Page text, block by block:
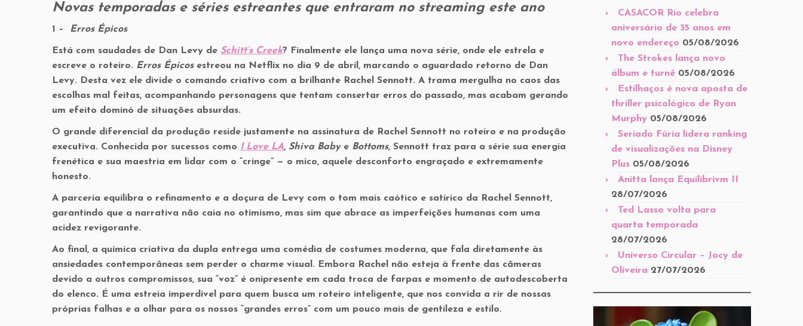
Novas temporadas e séries estreantes que entraram no streaming este ano
1 – Erros Épicos
Está com saudades de Dan Levy de Schitt’s Creek? Finalmente ele lança uma nova série, onde ele estrela e
escreve o roteiro. Erros Épicosestreou na Netflix no dia 9 de abril, marcando o aguardado retorno de Dan
Levy. Desta vez ele divide o comando criativo com a brilhante Rachel Sennott. A trama mergulha no caos das
escolhas mal feitas, acompanhando personagens que tentam consertar erros do passado, mas acabam gerando
um efeito dominó de situações absurdas.
O grande diferencial da produção reside justamente na assinatura de Rachel Sennott no roteiro e na produção
executiva. Conhecida por sucessos como I Love LA, Shiva Babye Bottoms, Sennott traz para a série sua energia
frenética e sua maestria em lidar com o “cringe” — o mico, aquele desconforto engraçado e extremamente
honesto.
A parceria equilibra o refinamento e a doçura de Levy com o tom mais caótico e satírico da Rachel Sennott,
garantindo que a narrativa não caia no otimismo, mas sim que abrace as imperfeições humanas com uma
acidez revigorante.
Ao final, a química criativa da dupla entrega uma comédia de costumes moderna, que fala diretamente às
ansiedades contemporâneas sem perder o charme visual. Embora Rachel não esteja à frente das câmeras
devido a outros compromissos, sua “voz” é onipresente em cada troca de farpas e momento de autodescoberta
do elenco. É uma estreia imperdível para quem busca um roteiro inteligente, que nos convida a rir de nossas
próprias falhas e a olhar para os nossos “grandes erros” com um pouco mais de gentileza e estilo.
CASACOR Rio celebra
aniversário de 35 anos em
novo endereço 05/08/2026
The Strokes lança novo
álbum e turnê 05/08/2026
Estilhaços é nova aposta de
thriller psicológico de Ryan
Murphy 05/08/2026
Seriado Fúria lidera ranking
de visualizações na Disney
Plus 05/08/2026
Anitta lança Equilibrivm II
28/07/2026
Ted Lasso volta para
quarta temporada
28/07/2026
Universo Circular – Jocy de
Oliveira 27/07/2026